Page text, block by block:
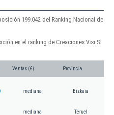
199.042 del Ranking Nacional de
en el ranking de Creaciones Visi Sl
Ventas (€) Provincia
mediana Bizkaia
mediana Teruel